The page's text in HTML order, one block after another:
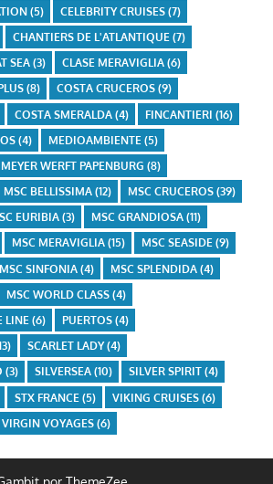
(5) CELEBRITY CRUISES(7)
CHANTIERS DE L'ATLANTIQUE (7)
SEA(3) CLASE MERAVIGLIA(6)
(8) COSTA CRUCEROS(9)
COSTA SMERALDA(4) FINCANTIERI (16)
(4) MEDIOAMBIENTE (5)
MEYER WERFT PAPENBURG (8)
MSC BELLISSIMA(12) MSC CRUCEROS(39)
EURIBIA(3) MSC GRANDIOSA(11)
MSC MERAVIGLIA(15) MSC SEASIDE(9)
MSC SINFONIA(4) MSC SPLENDIDA(4)
MSC WORLD CLASS(4)
LINE(6) PUERTOS(4)
SCARLET LADY(4)
(3) SILVERSEA(10) SILVER SPIRIT(4)
STX FRANCE (5) VIKING CRUISES(6)
VIRGIN VOYAGES(6)